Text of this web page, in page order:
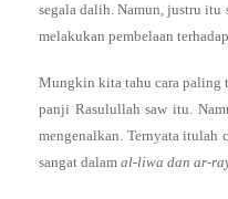
segala dalih. Namun, justru itu
melakukan pembelaan
Mungkin kita tahu cara paling
panji Rasulullah saw itu.
mengenalkan. Ternyata itulah
sangat dalam al-liwa dan ar-